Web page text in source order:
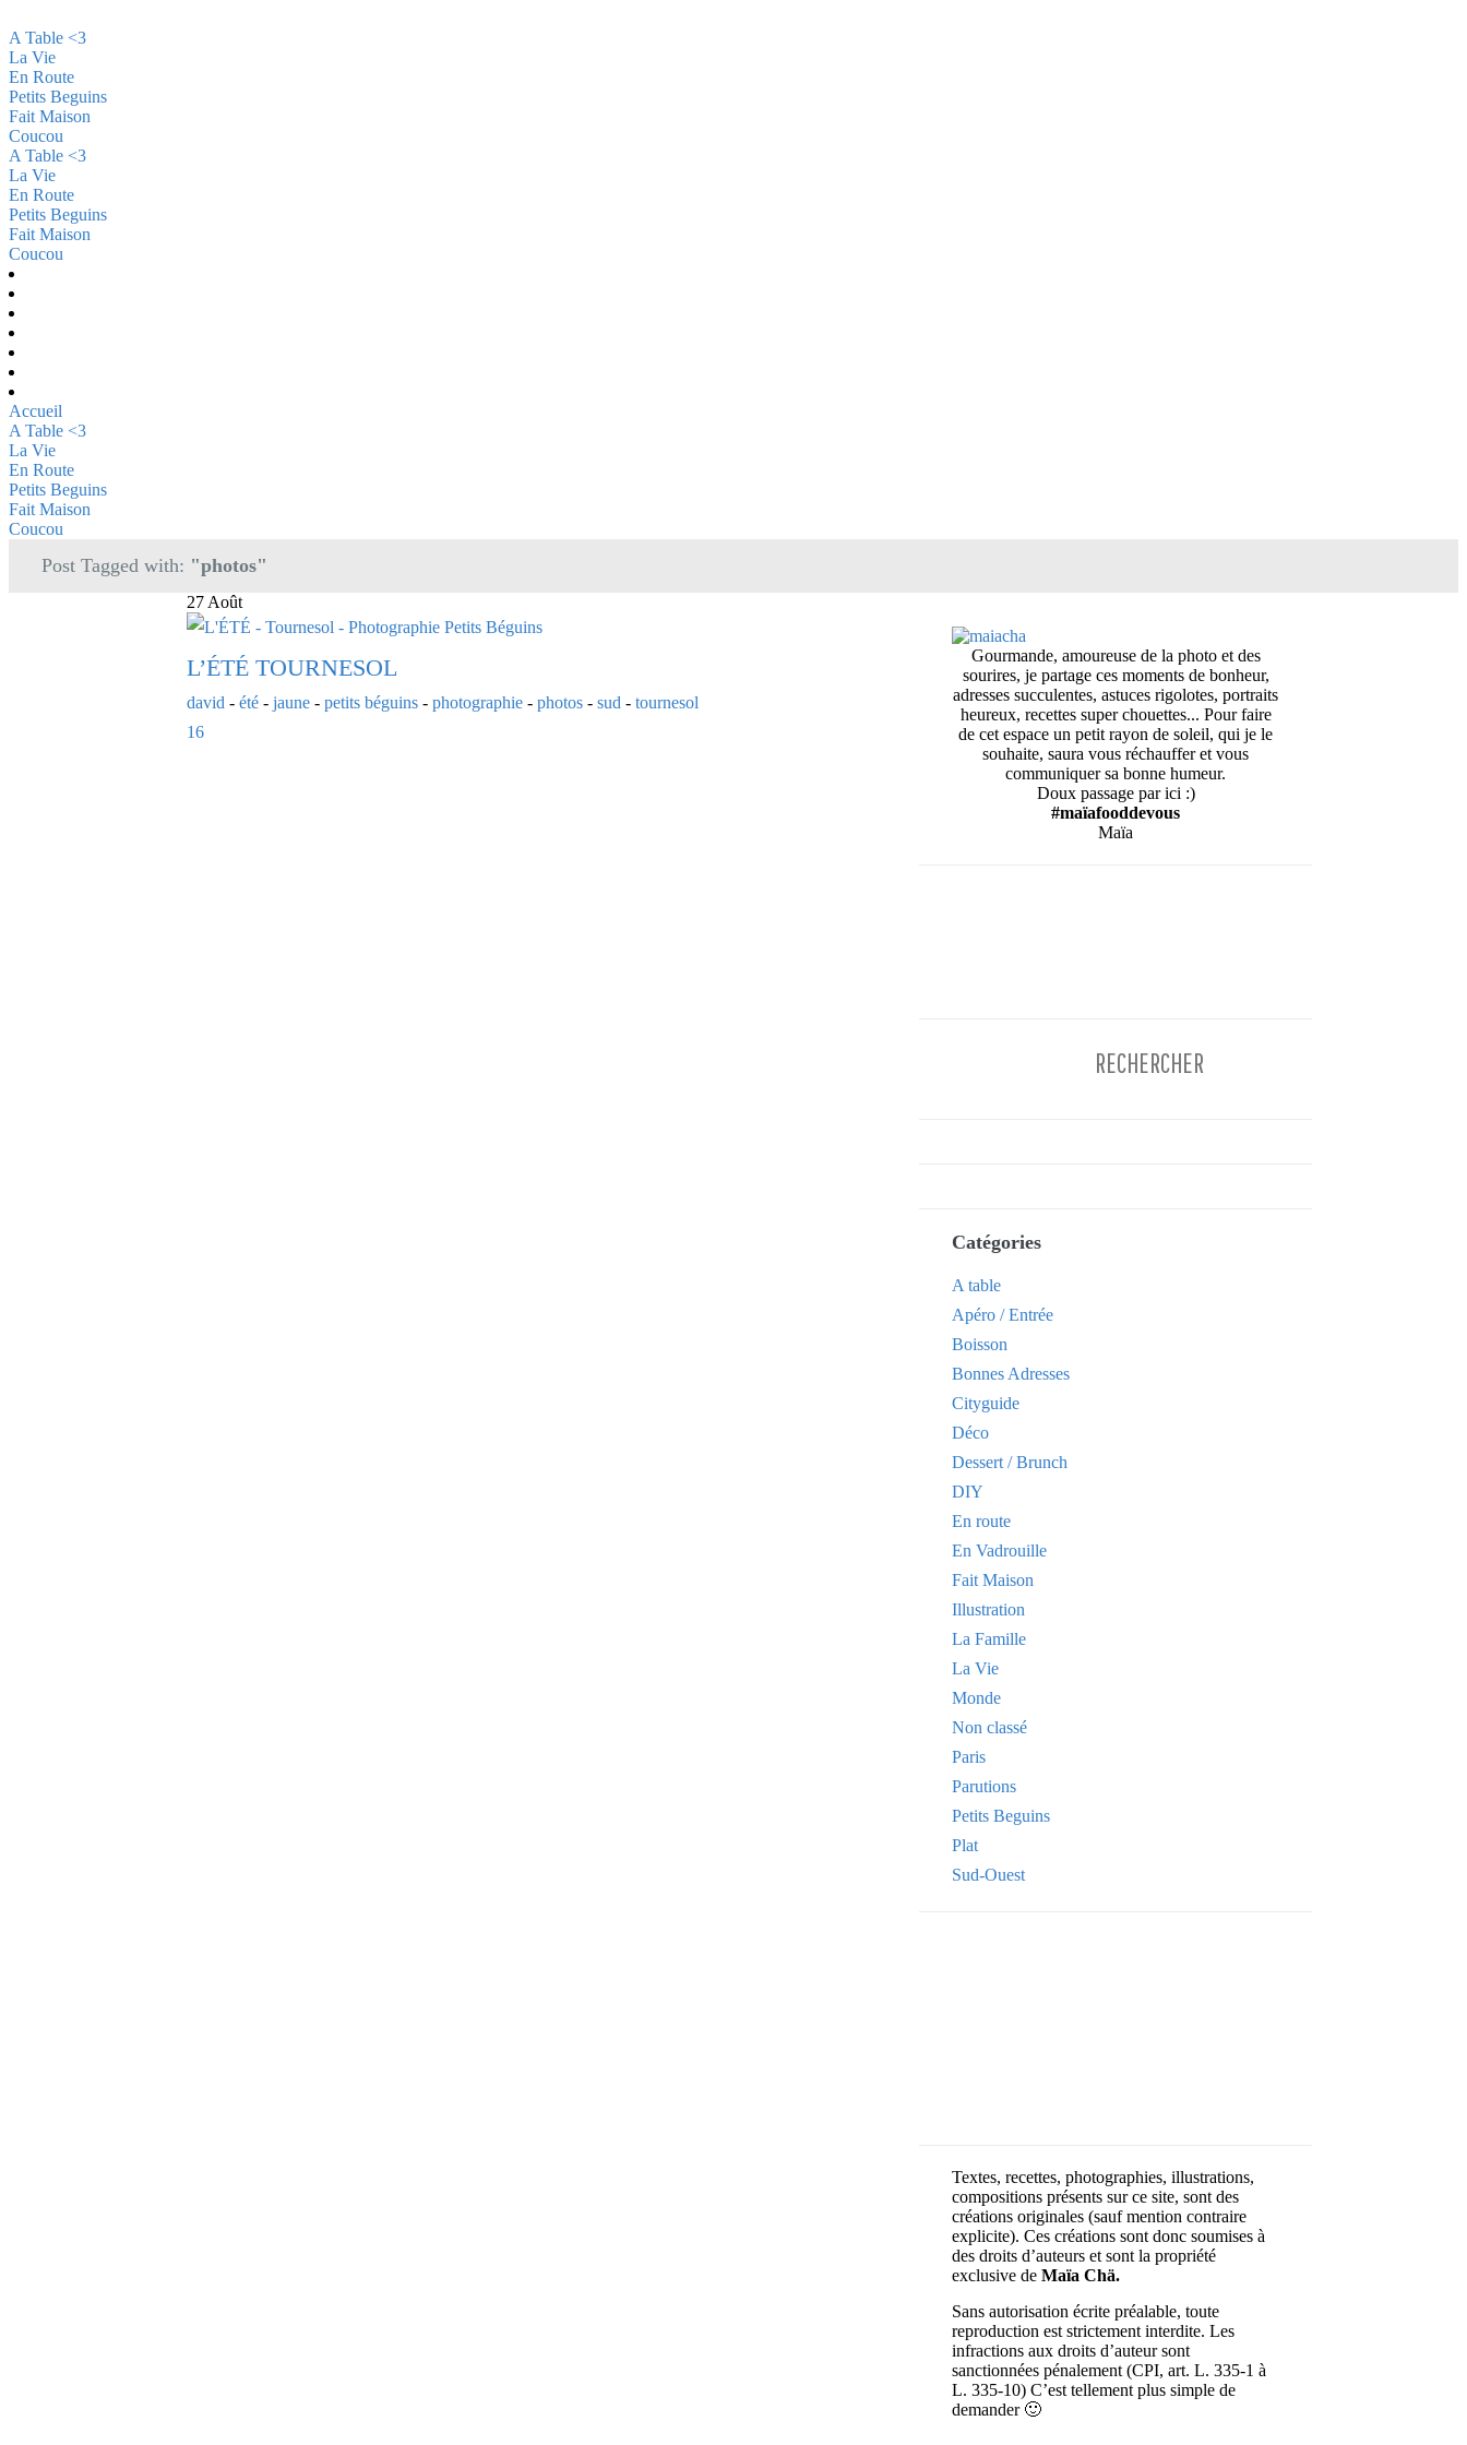
A Table <3
La Vie
En Route
Petits Beguins
Fait Maison
Coucou
A Table <3
La Vie
En Route
Petits Beguins
Fait Maison
Coucou
Accueil
A Table <3
La Vie
En Route
Petits Beguins
Fait Maison
Coucou
Post Tagged with: "photos"
27 Août
L’ÉTÉ TOURNESOL
david - été - jaune - petits béguins - photographie - photos - sud - tournesol
16
Gourmande, amoureuse de la photo et des
sourires, je partage ces moments de bonheur,
adresses succulentes, astuces rigolotes, portraits
heureux, recettes super chouettes... Pour faire
de cet espace un petit rayon de soleil, qui je le
souhaite, saura vous réchauffer et vous
communiquer sa bonne humeur.
Doux passage par ici :)
#maïafooddevous
Maïa
Catégories
A table
Apéro / Entrée
Boisson
Bonnes Adresses
Cityguide
Déco
Dessert / Brunch
DIY
En route
En Vadrouille
Fait Maison
Illustration
La Famille
La Vie
Monde
Non classé
Paris
Parutions
Petits Beguins
Plat
Sud-Ouest
Textes, recettes, photographies, illustrations,
compositions présents sur ce site, sont des
créations originales (sauf mention contraire
explicite). Ces créations sont donc soumises à
des droits d’auteurs et sont la propriété
exclusive de Maïa Chä.
Sans autorisation écrite préalable, toute
reproduction est strictement interdite. Les
infractions aux droits d’auteur sont
sanctionnées pénalement (CPI, art. L. 335-1 à
L. 335-10) C’est tellement plus simple de
demander 🙂